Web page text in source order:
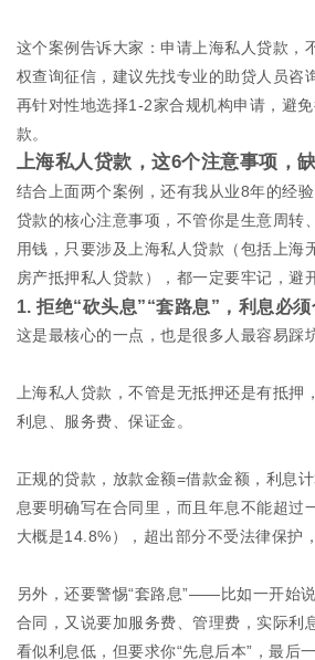
这个案例告诉大家：申请上海私人贷款，
权查询征信，建议先找专业的助贷人员咨
再针对性地选择1-2家合规机构申请，避
款。
上海私人贷款，这6个注意事项，
结合上面两个案例，还有我从业8年的经
贷款的核心注意事项，不管你是生意周转
用钱，只要涉及上海私人贷款（包括上海
房产抵押私人贷款），都一定要牢记，避
1. 拒绝“砍头息”“套路息”，利息必
这是最核心的一点，也是很多人最容易踩
上海私人贷款，不管是无抵押还是有抵押
利息、服务费、保证金。
正规的贷款，放款金额=借款金额，利息
息要明确写在合同里，而且年息不能超过
大概是14.8%），超出部分不受法律保护
另外，还要警惕“套路息”——比如一开始
合同，又说要加服务费、管理费，实际利
看似利息低，但要求你“先息后本”，最后